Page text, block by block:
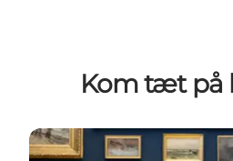
Kom tæt på
Skagens Museum